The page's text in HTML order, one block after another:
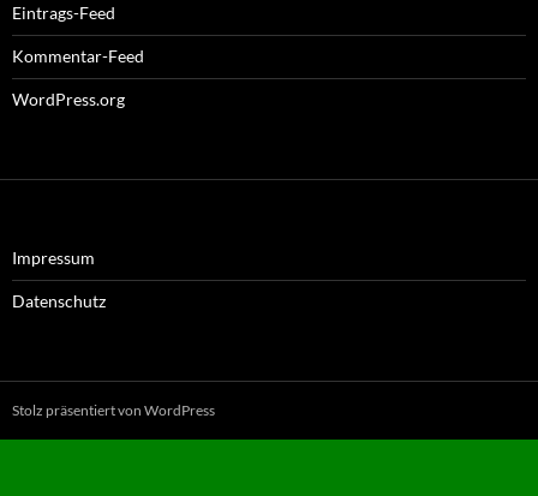
Eintrags-Feed
Kommentar-Feed
WordPress.org
Impressum
Datenschutz
Stolz präsentiert von WordPress